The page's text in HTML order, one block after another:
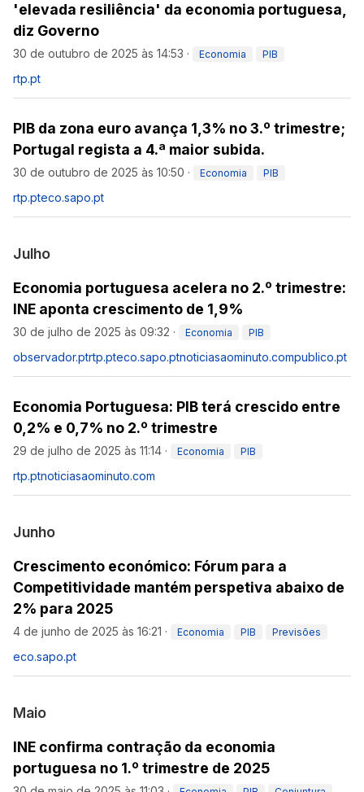
'elevada resiliência' da economia portuguesa,
diz Governo
30 de outubro de 2025 às 14:53 · Economia PIB
rtp.pt
PIB da zona euro avança 1,3% no 3.º trimestre;
Portugal regista a 4.ª maior subida.
30 de outubro de 2025 às 10:50 · Economia PIB
rtp.pteco.sapo.pt
Julho
Economia portuguesa acelera no 2.º trimestre:
INE aponta crescimento de 1,9%
30 de julho de 2025 às 09:32 · Economia PIB
observador.ptrtp.pteco.sapo.ptnoticiasaominuto.compublico.pt
Economia Portuguesa: PIB terá crescido entre
0,2% e 0,7% no 2.º trimestre
29 de julho de 2025 às 11:14 · Economia PIB
rtp.ptnoticiasaominuto.com
Junho
Crescimento económico: Fórum para a
Competitividade mantém perspetiva abaixo de
2% para 2025
4 de junho de 2025 às 16:21 · Economia PIB Previsões
eco.sapo.pt
Maio
INE confirma contração da economia
portuguesa no 1.º trimestre de 2025